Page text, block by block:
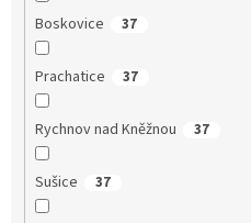
Boskovice 37
Prachatice 37
Rychnov nad Kněžnou 37
Sušice 37